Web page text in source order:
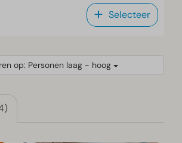
Selecteer
op: Personen laag - hoog